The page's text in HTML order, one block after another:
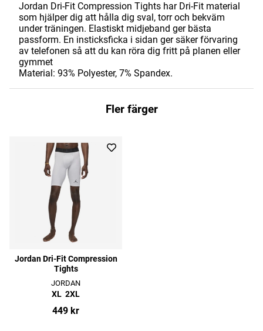
Jordan Dri-Fit Compression Tights har Dri-Fit material
som hjälper dig att hålla dig sval, torr och bekväm
under träningen. Elastiskt midjeband ger bästa
passform. En insticksficka i sidan ger säker förvaring
av telefonen så att du kan röra dig fritt på planen eller
gymmet
Material: 93% Polyester, 7% Spandex.
Fler färger
Jordan Dri-Fit Compression
Tights
JORDAN
XL 2XL
449 kr